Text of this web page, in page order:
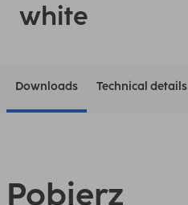
white
Downloads Technical details
Pobierz